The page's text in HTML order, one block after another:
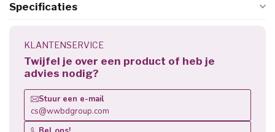
Specificaties
KLANTENSERVICE
Twijfel je over een product of heb je
advies nodig?
Stuur een e-mail
cs@wwbdgroup.com